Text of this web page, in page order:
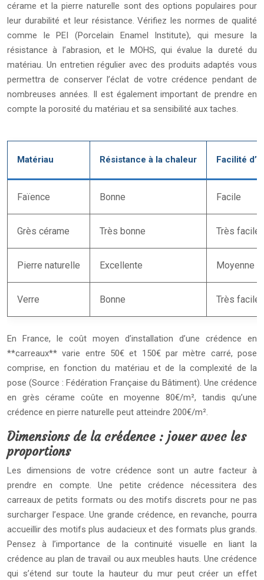
cérame et la pierre naturelle sont des options populaires pour
leur durabilité et leur résistance. Vérifiez les normes de qualité
comme le PEI (Porcelain Enamel Institute), qui mesure la
résistance à l’abrasion, et le MOHS, qui évalue la dureté du
matériau. Un entretien régulier avec des produits adaptés vous
permettra de conserver l’éclat de votre crédence pendant de
nombreuses années. Il est également important de prendre en
compte la porosité du matériau et sa sensibilité aux taches.
Matériau Résistance à la chaleur Facilité
Faïence Bonne Facile
Grès cérame Très bonne Très facile
Pierre naturelle Excellente Moyenne
Verre Bonne Très facile
En France, le coût moyen d’installation d’une crédence en
**carreaux** varie entre 50€ et 150€ par mètre carré, pose
comprise, en fonction du matériau et de la complexité de la
pose (Source : Fédération Française du Bâtiment). Une crédence
en grès cérame coûte en moyenne 80€/m², tandis qu’une
crédence en pierre naturelle peut atteindre 200€/m².
Dimensions de la crédence : jouer avec les
proportions
Les dimensions de votre crédence sont un autre facteur à
prendre en compte. Une petite crédence nécessitera des
carreaux de petits formats ou des motifs discrets pour ne pas
surcharger l’espace. Une grande crédence, en revanche, pourra
accueillir des motifs plus audacieux et des formats plus grands.
Pensez à l’importance de la continuité visuelle en liant la
crédence au plan de travail ou aux meubles hauts. Une crédence
qui s’étend sur toute la hauteur du mur peut créer un effet